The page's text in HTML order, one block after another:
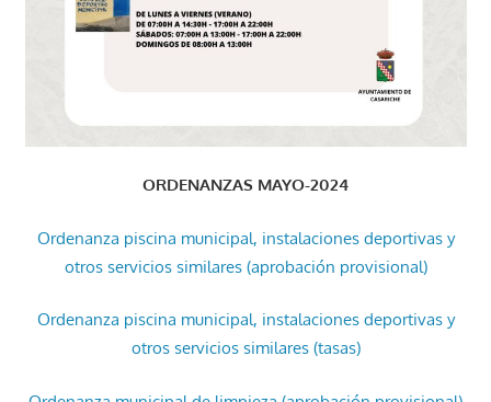
ORDENANZAS MAYO-2024
Ordenanza piscina municipal, instalaciones deportivas y
otros servicios similares (aprobación provisional)
Ordenanza piscina municipal, instalaciones deportivas y
otros servicios similares (tasas)